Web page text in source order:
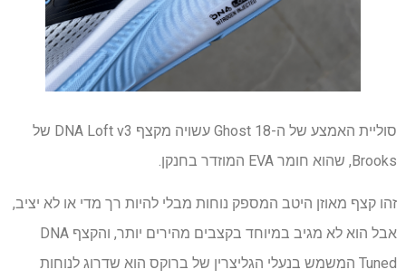
סוליית האמצע של ה-Ghost 18 עשויה מקצף DNA Loft v3 של
Brooks, שהוא חומר EVA המוזדר בחנקן.
זהו קצף מאוזן היטב המספק נוחות מבלי להיות רך מדי או לא יציב,
אבל הוא לא מגיב במיוחד בקצבים מהירים יותר, והקצף DNA
Tuned המשמש בנעלי הגליצרין של ברוקס הוא שדרוג לנוחות